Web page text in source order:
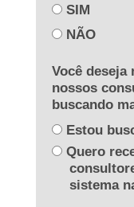
SIM
NÃO
Você deseja
nossos
buscando
Estou
Quero
sistema